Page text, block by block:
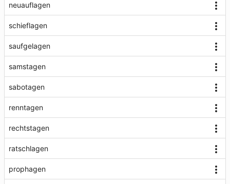
neuauflagen
schieflagen
saufgelagen
samstagen
sabotagen
renntagen
rechtstagen
ratschlagen
prophagen